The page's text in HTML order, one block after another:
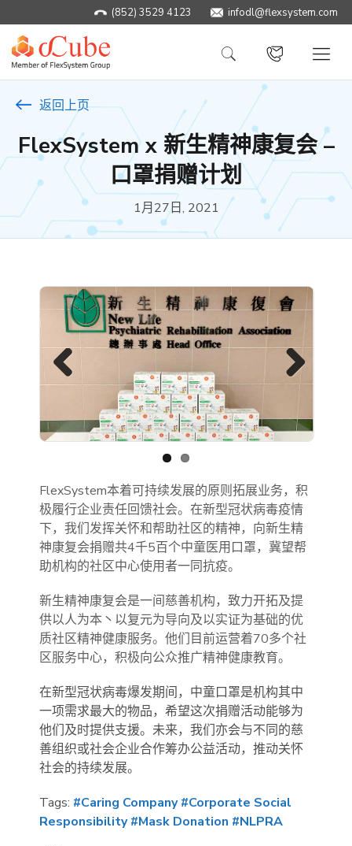
(852) 3529 4123 infodl@flexsystem.com
返回上页
FlexSystem x 新生精神康复会 –
口罩捐赠计划
1月27日, 2021
Previous Next
FlexSystem本着可持续发展的原则拓展业务，积
极履行企业责任回馈社会。在新型冠状病毒疫情
下，我们发挥关怀和帮助社区的精神，向新生精
神康复会捐赠共4千5百个中童医用口罩，冀望帮
助机构的社区中心使用者一同抗疫。
新生精神康复会是一间慈善机构，致力开拓及提
供以人为本丶以复元为导向及以实证为基础的优
质社区精神健康服务。他们目前运营着70多个社
区服务中心，积极向公众推广精神健康教育。
在新型冠状病毒爆发期间，中童口罩是机构其中
一项需求最大的物品，希望这次捐赠活动能够为
他们及时提供支援。未来，我们亦会与不同的慈
善组织或社会企业合作筹办公益活动，推动关怀
社会的持续发展。
Tags: #Caring Company #Corporate Social
Responsibility #Mask Donation #NLPRA